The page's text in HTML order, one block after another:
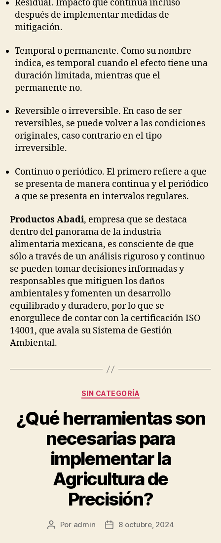
Residual. Impacto que continúa incluso
después de implementar medidas de
mitigación.
Temporal o permanente. Como su nombre
indica, es temporal cuando el efecto tiene una
duración limitada, mientras que el
permanente no.
Reversible o irreversible. En caso de ser
reversibles, se puede volver a las condiciones
originales, caso contrario en el tipo
irreversible.
Continuo o periódico. El primero refiere a que
se presenta de manera continua y el periódico
a que se presenta en intervalos regulares.
Productos Abadi, empresa que se destaca
dentro del panorama de la industria
alimentaria mexicana, es consciente de que
sólo a través de un análisis riguroso y continuo
se pueden tomar decisiones informadas y
responsables que mitiguen los daños
ambientales y fomenten un desarrollo
equilibrado y duradero, por lo que se
enorgullece de contar con la certificación ISO
14001, que avala su Sistema de Gestión
Ambiental.
Categorías
SIN CATEGORÍA
¿Qué herramientas son
necesarias para
implementar la
Agricultura de
Precisión?
Autor
Por admin
Fecha8 octubre, 2024